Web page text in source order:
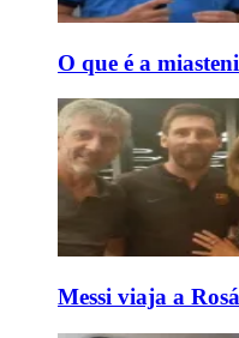
O que é a
Messi viaja a